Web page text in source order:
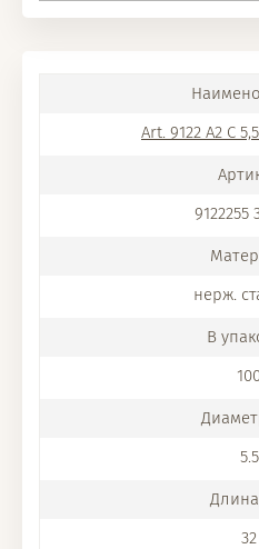
Art. 9122 A2 C
9122255
нерж.
5.5
32